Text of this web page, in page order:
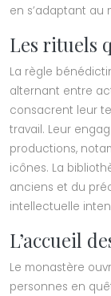
en s’adaptant au
Les rituels
La règle
alternant entre
consacrent leur
travail. Leur
productions,
icônes. La
anciens et du
intellectuelle
L’accueil
Le monastère
personnes en